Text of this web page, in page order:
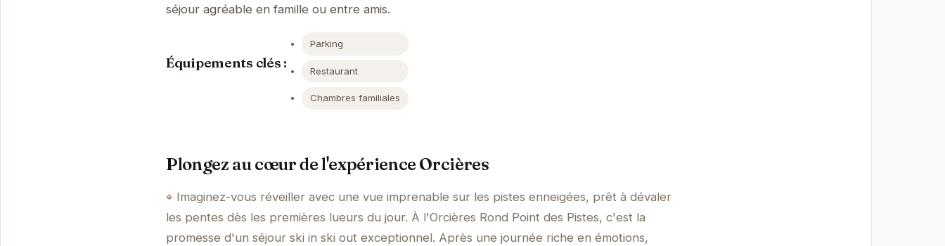
séjour agréable en famille ou entre amis.
Équipements clés :
Parking
Restaurant
Chambres familiales
Plongez au cœur de l'expérience Orcières
Imaginez-vous réveiller avec une vue imprenable sur les pistes enneigées, prêt à dévaler
les pentes dès les premières lueurs du jour. À l'Orcières Rond Point des Pistes, c'est la
promesse d'un séjour ski in ski out exceptionnel. Après une journée riche en émotions,